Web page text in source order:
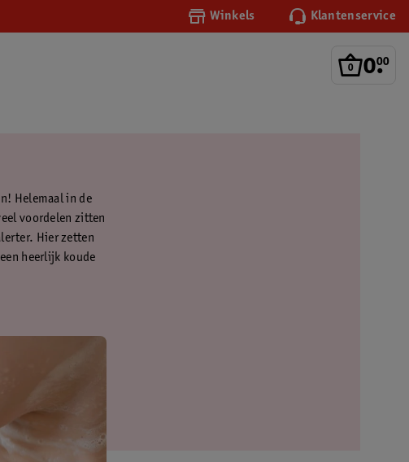
Winkels Klantenservice
0.
00
Helemaal in de
voordelen zitten
Hier zetten
heerlijk koude